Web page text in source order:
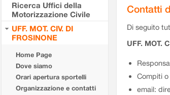
Ricerca Uffici della
Motorizzazione Civile
UFF. MOT. CIV. DI
FROSINONE
Home Page
Dove siamo
Orari apertura sportelli
Organizzazione e contatti
Contatti
Di seguito
UFF. MOT.
Compiti o
email: